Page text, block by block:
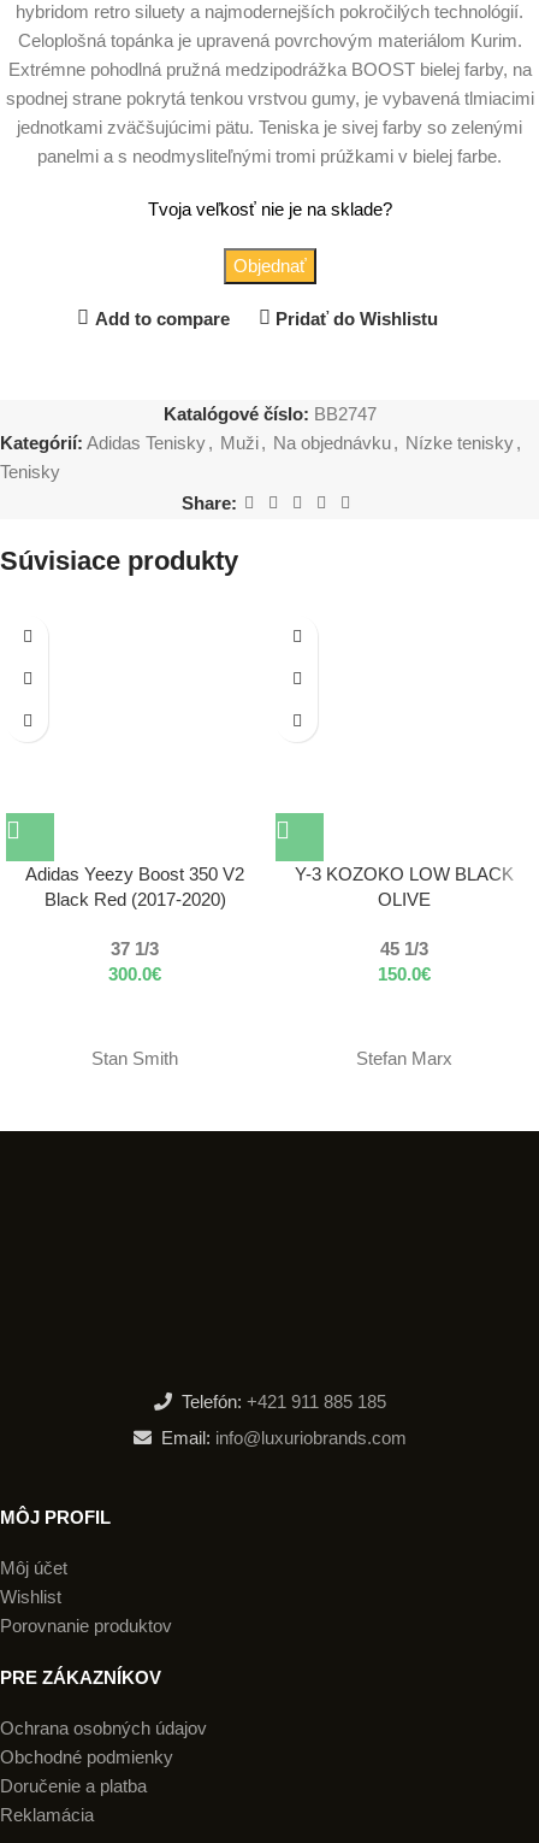
hybridom retro siluety a najmodernejších pokročilých technológií.
Celoplošná topánka je upravená povrchovým materiálom Kurim.
Extrémne pohodlná pružná medzipodrážka BOOST bielej farby, na
spodnej strane pokrytá tenkou vrstvou gumy, je vybavená tlmiacimi
jednotkami zväčšujúcimi pätu. Teniska je sivej farby so zelenými
panelmi a s neodmysliteľnými tromi prúžkami v bielej farbe.
Tvoja veľkosť nie je na sklade?
Objednať
Add to compare Pridať do Wishlistu
Katalógové číslo: BB2747
Kategórií: Adidas Tenisky, Muži, Na objednávku, Nízke tenisky,
Tenisky
Share:
Súvisiace produkty
Adidas Yeezy Boost 350 V2
Black Red (2017-2020)
37 1/3
300.0€
Y-3 KOZOKO LOW BLACK
OLIVE
45 1/3
150.0€
Stan Smith Stefan Marx
Telefón: +421 911 885 185
Email: info@luxuriobrands.com
MÔJ PROFIL
Môj účet
Wishlist
Porovnanie produktov
PRE ZÁKAZNÍKOV
Ochrana osobných údajov
Obchodné podmienky
Doručenie a platba
Reklamácia